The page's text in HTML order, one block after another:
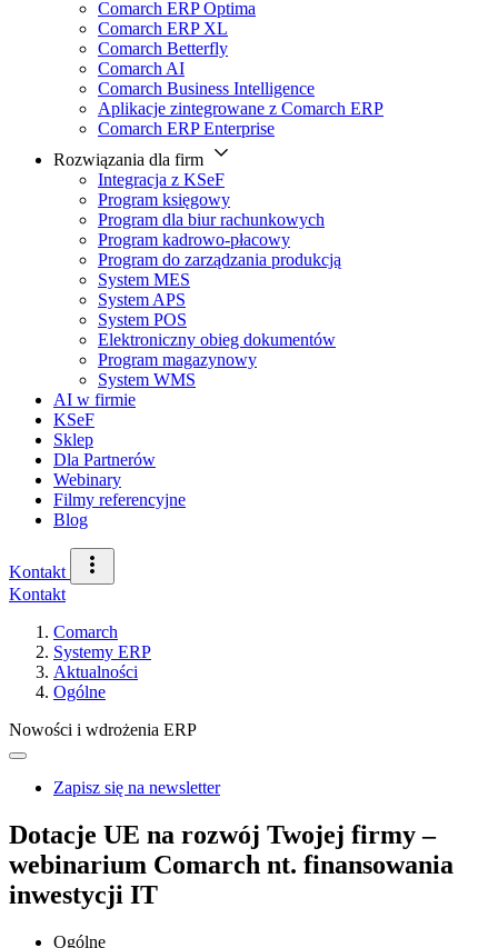
Comarch ERP Optima
Comarch ERP XL
Comarch Betterfly
Comarch AI
Comarch Business Intelligence
Aplikacje zintegrowane z Comarch ERP
Comarch ERP Enterprise
Rozwiązania dla firm
Integracja z KSeF
Program księgowy
Program dla biur rachunkowych
Program kadrowo-płacowy
Program do zarządzania produkcją
System MES
System APS
System POS
Elektroniczny obieg dokumentów
Program magazynowy
System WMS
AI w firmie
KSeF
Sklep
Dla Partnerów
Webinary
Filmy referencyjne
Blog
Kontakt
Kontakt
Comarch
Systemy ERP
Aktualności
Ogólne
Nowości i wdrożenia ERP
Zapisz się na newsletter
Dotacje UE na rozwój Twojej firmy –
webinarium Comarch nt. finansowania
inwestycji IT
Ogólne